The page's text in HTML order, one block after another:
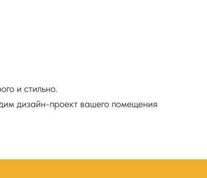
и стильно.
дизайн-проект вашего помещения